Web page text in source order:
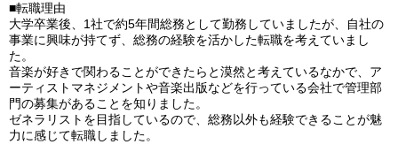
■転職理由
大学卒業後、1社で約5年間総務として勤務していましたが、自社の
事業に興味が持てず、総務の経験を活かした転職を考えていまし
た。
音楽が好きで関わることができたらと漠然と考えているなかで、ア
ーティストマネジメントや音楽出版などを行っている会社で管理部
門の募集があることを知りました。
ゼネラリストを目指しているので、総務以外も経験できることが魅
力に感じて転職しました。